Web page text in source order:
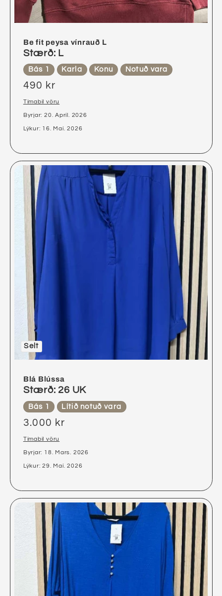
Be fit peysa vínrauð L
Stærð: L
Bás 1 Karla Konu Notuð vara
490 kr
Tímabil vöru
Byrjar: 20. Apríl. 2026
Lýkur: 16. Maí. 2026
Selt
Blá Blússa
Stærð: 26 UK
Bás 1 Lítið notuð vara
3.000 kr
Tímabil vöru
Byrjar: 18. Mars. 2026
Lýkur: 29. Maí. 2026